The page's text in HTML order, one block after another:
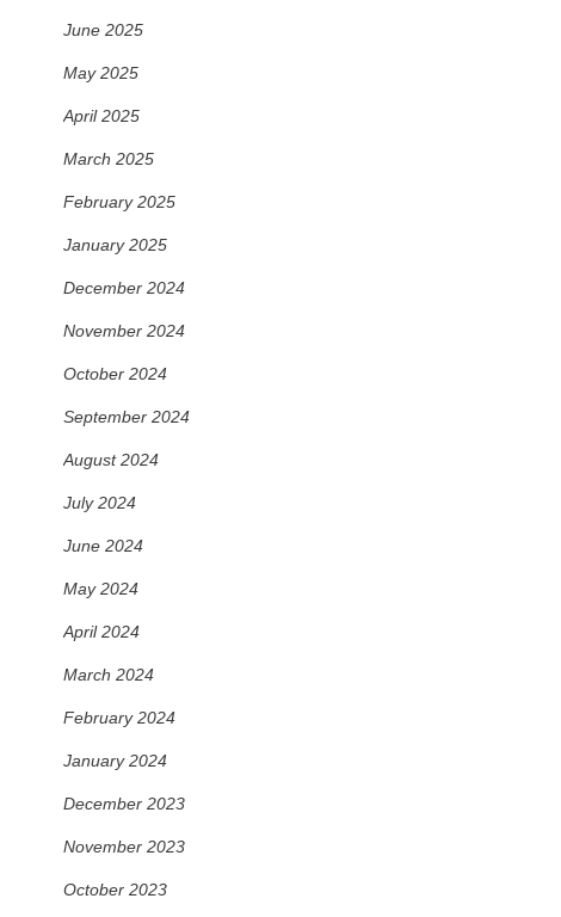
June 2025
May 2025
April 2025
March 2025
February 2025
January 2025
December 2024
November 2024
October 2024
September 2024
August 2024
July 2024
June 2024
May 2024
April 2024
March 2024
February 2024
January 2024
December 2023
November 2023
October 2023